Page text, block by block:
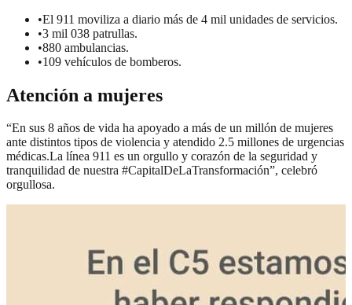
•El 911 moviliza a diario más de 4 mil unidades de servicios.
•3 mil 038 patrullas.
•880 ambulancias.
•109 vehículos de bomberos.
Atención a mujeres
“En sus 8 años de vida ha apoyado a más de un millón de mujeres
ante distintos tipos de violencia y atendido 2.5 millones de urgencias
médicas.La línea 911 es un orgullo y corazón de la seguridad y
tranquilidad de nuestra #CapitalDeLaTransformación”, celebró
orgullosa.